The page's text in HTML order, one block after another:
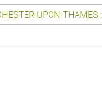
UPON-THAMES :